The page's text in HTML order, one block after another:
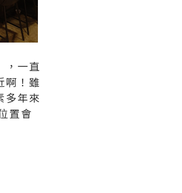
，一直
啊！雖
多年來
置會